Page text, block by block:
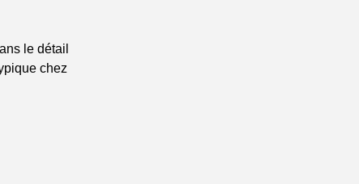
le détail
chez